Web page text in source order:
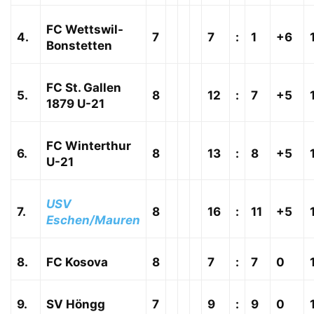
4.
FC Wettswil-
Bonstetten
7 7 : 1 +6
5.
FC St. Gallen
1879 U-21
8 12 : 7 +5
6.
FC Winterthur
U-21
8 13 : 8 +5
7.
USV
Eschen/Mauren
8 16 : 11 +5
8. FC Kosova 8 7 : 7 0
9. SV Höngg 7 9 : 9 0